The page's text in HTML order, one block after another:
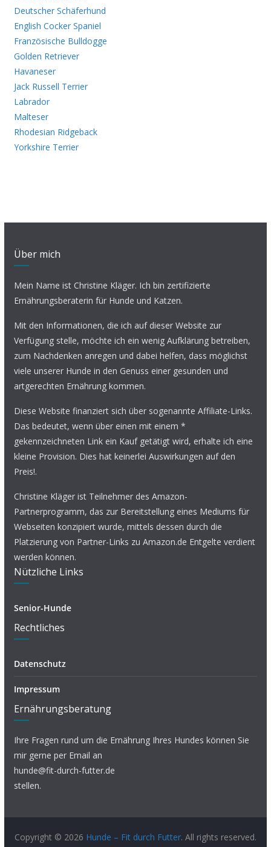
Deutscher Schäferhund
English Cocker Spaniel
Französische Bulldogge
Golden Retriever
Havaneser
Jack Russell Terrier
Labrador
Malteser
Rhodesian Ridgeback
Yorkshire Terrier
Über mich
Mein Name ist Christine Kläger. Ich bin zertifizierte
Ernährungsberaterin für Hunde und Katzen.
Mit den Informationen, die ich auf dieser Website zur
Verfügung stelle, möchte ich ein wenig Aufklärung betreiben,
zum Nachdenken anregen und dabei helfen, dass möglichst
viele unserer Hunde in den Genuss einer gesunden und
artgerechten Ernährung kommen.
Diese Website finanziert sich über sogenannte Affiliate-Links.
Das bedeutet, wenn über einen mit einem *
gekennzeichneten Link ein Kauf getätigt wird, erhalte ich eine
kleine Provision. Dies hat keinerlei Auswirkungen auf den
Preis!.
Christine Kläger ist Teilnehmer des Amazon-
Partnerprogramm, das zur Bereitstellung eines Mediums für
Webseiten konzipiert wurde, mittels dessen durch die
Platzierung von Partner-Links zu Amazon.de Entgelte verdient
werden können.
Nützliche Links
Senior-Hunde
Rechtliches
Datenschutz
Impressum
Ernährungsberatung
Ihre Fragen rund um die Ernährung Ihres Hundes können Sie
mir gerne per Email an
hunde@fit-durch-futter.de
stellen.
Copyright © 2026 Hunde – Fit durch Futter. All rights reserved.